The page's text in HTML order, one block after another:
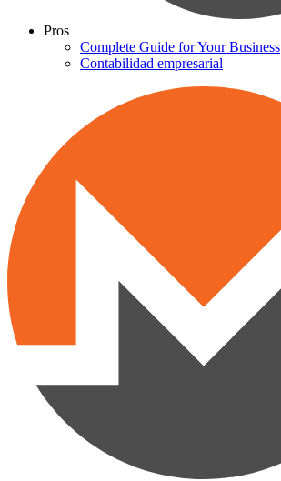
Pros
Complete Guide for Your Business
Contabilidad empresarial